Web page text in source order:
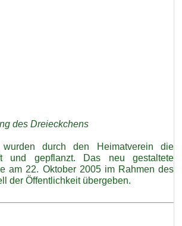
des Dreieckchens
durch den Heimatverein die
und gepflanzt. Das neu gestaltete
am 22. Oktober 2005 im Rahmen des
der Öffentlichkeit übergeben.